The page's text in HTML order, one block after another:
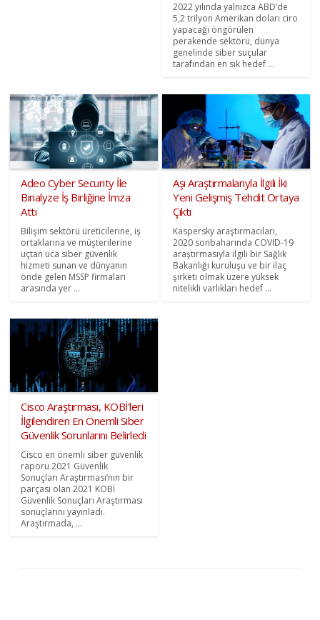
2022 yılında yalnızca ABD’de
5,2 trilyon Amerikan doları ciro
yapacağı öngörülen
perakende sektörü, dünya
genelinde siber suçular
tarafından en sık hedef ...
Adeo Cyber Securıty İle
Bınalyze İş Birliğine İmza
Attı
Bilişim sektörü üreticilerine, iş
ortaklarına ve müşterilerine
uçtan uca siber güvenlik
hizmeti sunan ve dünyanın
önde gelen MSSP firmaları
arasında yer ...
Aşı Araştırmalarıyla İlgili İki
Yeni Gelişmiş Tehdit Ortaya
Çıktı
Kaspersky araştırmacıları,
2020 sonbaharında COVID-19
araştırmasıyla ilgili bir Sağlık
Bakanlığı kuruluşu ve bir ilaç
şirketi olmak üzere yüksek
nitelikli varlıkları hedef ...
Cisco Araştırması, KOBİ'leri
İlgilendiren En Önemli Siber
Güvenlik Sorunlarını Belirledi
Cisco en önemli siber güvenlik
raporu 2021 Güvenlik
Sonuçları Araştırması’nın bir
parçası olan 2021 KOBİ
Güvenlik Sonuçları Araştırması
sonuçlarını yayınladı.
Araştırmada, ...